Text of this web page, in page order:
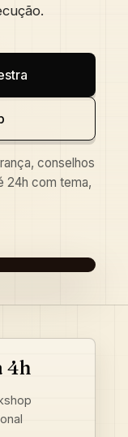
conselhos
24h com tema,
4h